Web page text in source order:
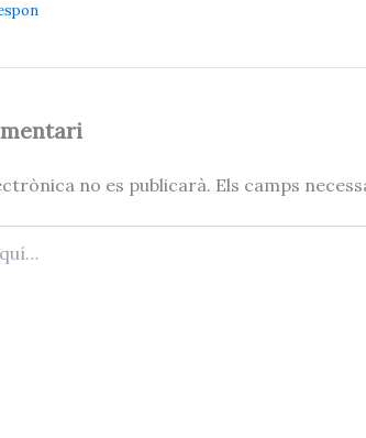
no es publicarà. Els camps